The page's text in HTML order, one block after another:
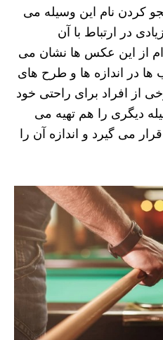
کردن نام این وسیله می
در ارتباط با آن
از این عکس ها نشان می
در اندازه ها و طرح های
از افراد برای راحتی خود
دیگری را هم تهیه می‌
می گیرد و اندازه آن را